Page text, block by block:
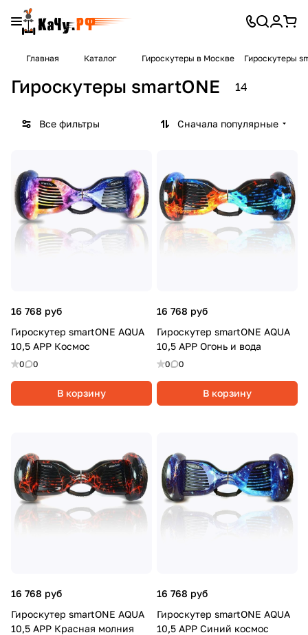
Главная Каталог Гироскутеры в Москве Гироскутеры
Гироскутеры smartONE 14
Все фильтры Сначала популярные
16 768 руб
Гироскутер smartONE AQUA
10,5 APP Космос
0 0
В корзину
16 768 руб
Гироскутер smartONE AQUA
10,5 APP Огонь и вода
0 0
В корзину
16 768 руб
Гироскутер smartONE AQUA
10,5 APP Красная молния
16 768 руб
Гироскутер smartONE AQUA
10,5 APP Синий космос